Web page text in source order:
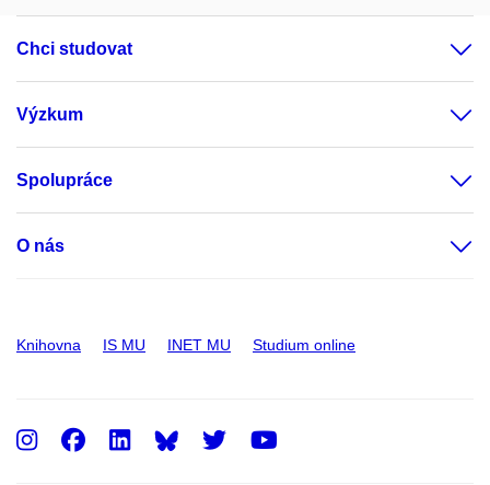
Chci studovat
Výzkum
Spolupráce
O nás
Knihovna IS MU INET MU Studium online
Instagram
Facebook
LinkedInTwitter